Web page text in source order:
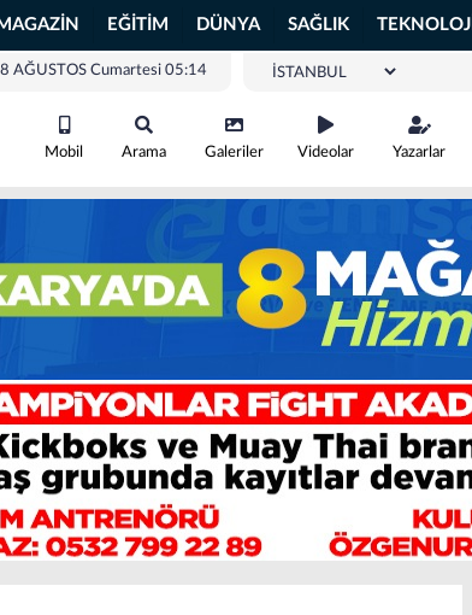
MAGAZİN EĞİTİM DÜNYA SAĞLIK TEKNOLOJİ
AĞUSTOS Cumartesi 05:14
Mobil Arama Galeriler Videolar Yazarlar